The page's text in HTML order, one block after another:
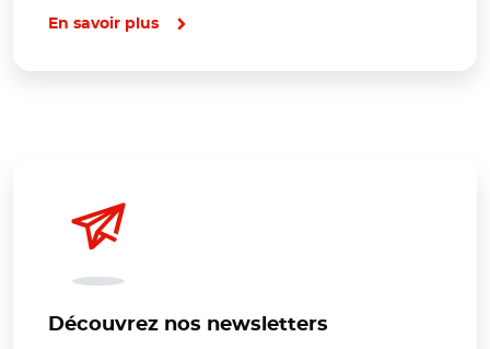
En savoir plus
Découvrez nos newsletters